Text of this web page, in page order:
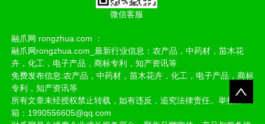
微信客服
融爪网 rongzhua.com ：
融爪网rongzhua.com_最新行业信息：农产品，中药材，苗木花
卉，化工，电子产品，商标专利，知产资讯等
免费发布信息:农产品，中药材，苗木花卉，化工，电子产品，商标
专利，知产资讯等
所有文章未经授权禁止转载，如有违反，追究法律责任。举报邮
箱：1990556605@qq.com